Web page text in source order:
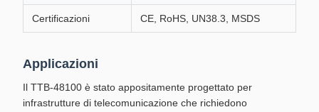
Certificazioni CE, RoHS, UN38.3, MSDS
Applicazioni
Il TTB-48100 è stato appositamente progettato per
infrastrutture di telecomunicazione che richiedono